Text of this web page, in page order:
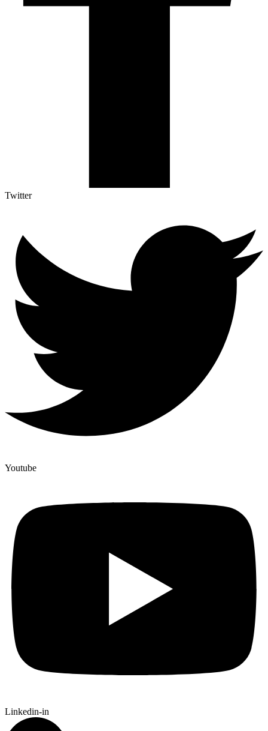
Twitter
Youtube
Linkedin-in